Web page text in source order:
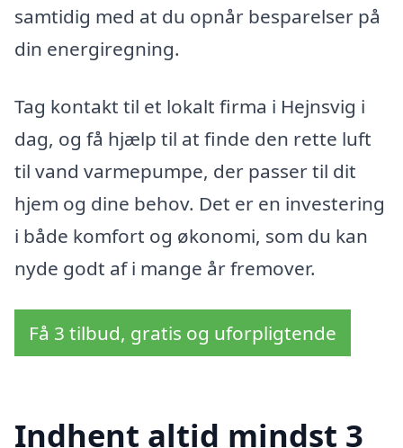
samtidig med at du opnår besparelser på
din energiregning.
Tag kontakt til et lokalt firma i Hejnsvig i
dag, og få hjælp til at finde den rette luft
til vand varmepumpe, der passer til dit
hjem og dine behov. Det er en investering
i både komfort og økonomi, som du kan
nyde godt af i mange år fremover.
Få 3 tilbud, gratis og uforpligtende
Indhent altid mindst 3